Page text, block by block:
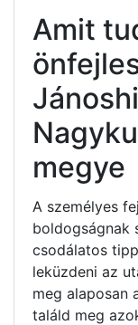
Amit
megye
A személyes
boldogságnak
csodálatos
leküzdeni az
meg alaposan
találd meg